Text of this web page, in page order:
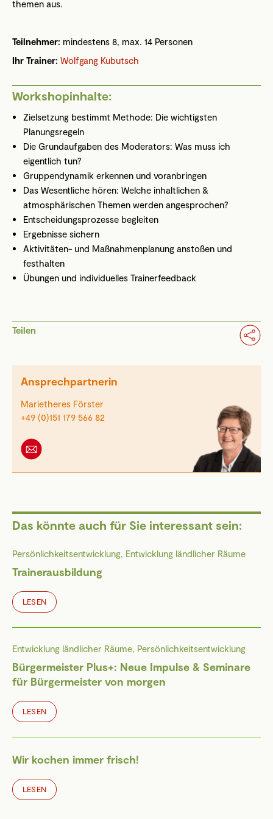
themen aus.
Teilnehmer: mindestens 8, max. 14 Personen
Ihr Trainer: Wolfgang Kubutsch
Workshopinhalte:
Zielsetzung bestimmt Methode: Die wichtigsten
Planungsregeln
Die Grundaufgaben des Moderators: Was muss ich
eigentlich tun?
Gruppendynamik erkennen und voranbringen
Das Wesentliche hören: Welche inhaltlichen &
atmosphärischen Themen werden angesprochen?
Entscheidungsprozesse begleiten
Ergebnisse sichern
Aktivitäten- und Maßnahmenplanung anstoßen und
festhalten
Übungen und individuelles Trainerfeedback
Teilen
Ansprechpartnerin
Marietheres Förster
+49 (0)151 179 566 82
Das könnte auch für Sie interessant sein:
Persönlichkeitsentwicklung, Entwicklung ländlicher Räume
Trainerausbildung
LESEN
Entwicklung ländlicher Räume, Persönlichkeitsentwicklung
Bürgermeister Plus+: Neue Impulse & Seminare
für Bürgermeister von morgen
LESEN
Wir kochen immer frisch!
LESEN